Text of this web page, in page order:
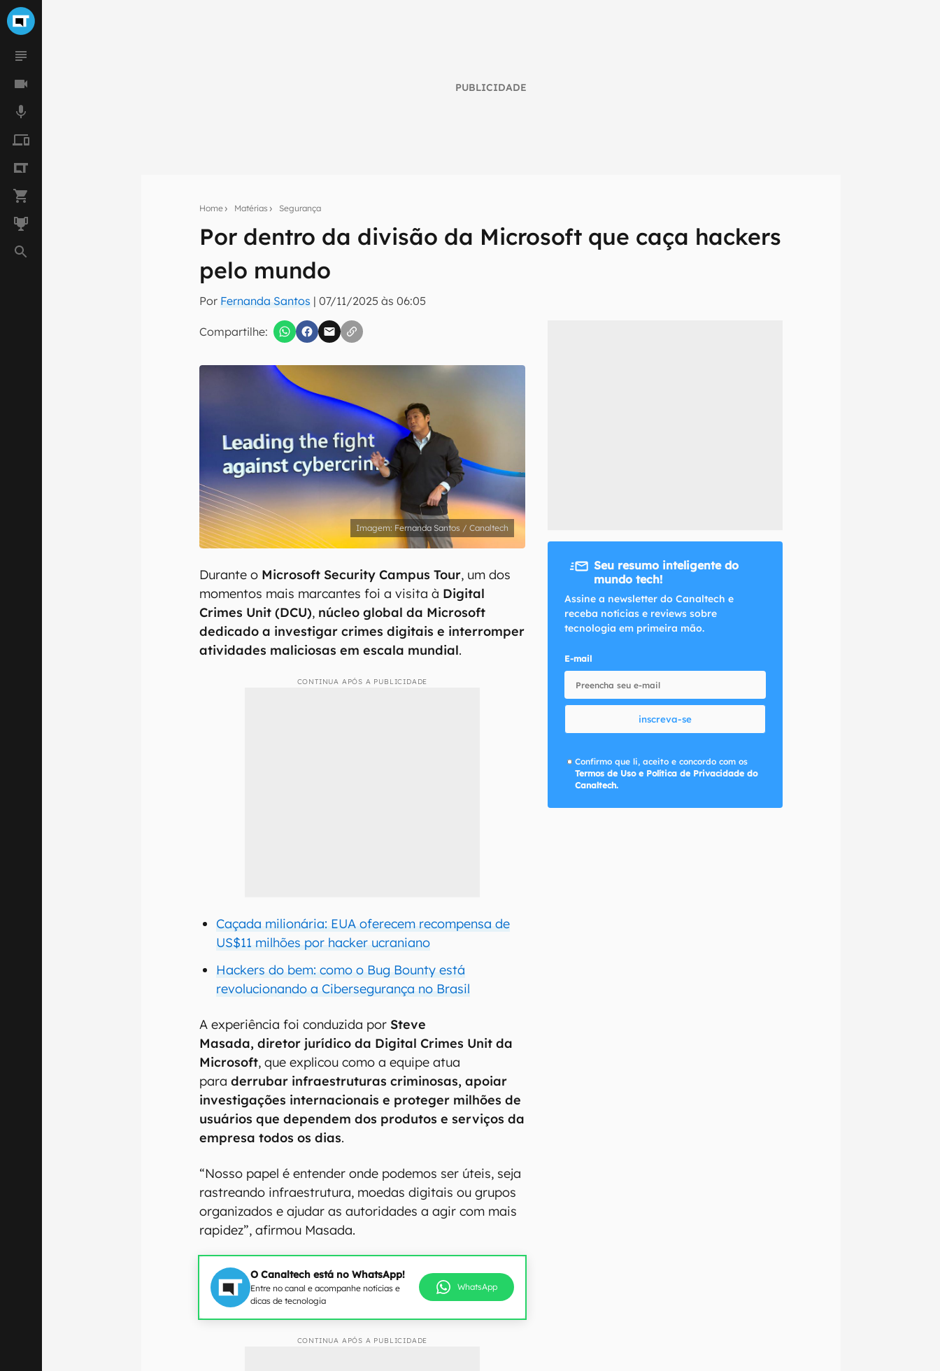
PUBLICIDADE
Home Matérias Segurança
Por dentro da divisão da Microsoft que caça hackers
pelo mundo
Por Fernanda Santos |07/11/2025 às 06:05
Compartilhe:
Assine a newsletter do Canaltech e receba notícias e reviews sobre tecnologia em primeira
Confirmo que li, aceito e concordo com os
Fernanda Santos / Canaltech
Durante o Microsoft Security Campus Tour, um dos
momentos mais marcantes foi a visita à Digital
Crimes Unit (DCU), núcleo global da Microsoft
dedicado a investigar crimes digitais e interromper
atividades maliciosas em escala mundial.
CONTINUA APÓS A PUBLICIDADE
Caçada milionária: EUA oferecem recompensa de
US$11 milhões por hacker ucraniano
Hackers do bem: como o Bug Bounty está
revolucionando a Cibersegurança no Brasil
A experiência foi conduzida por Steve
Masada, diretor jurídico da Digital Crimes Unit da
Microsoft, que explicou como a equipe atua
paraderrubar infraestruturas criminosas, apoiar
investigações internacionais e proteger milhões de
usuários que dependem dos produtos e serviços da
empresa todos os dias.
“Nosso papel é entender onde podemos ser úteis, seja
rastreando infraestrutura, moedas digitais ou grupos
organizados e ajudar as autoridades a agir com mais
rapidez”, afirmou Masada.
O Canaltech está no WhatsApp!
Entre no canal e acompanhe notícias e
dicas de tecnologia
WhatsApp
CONTINUA APÓS A PUBLICIDADE
Seu resumo inteligente do
mundo tech!
Assine a newsletter do Canaltech e
receba notícias e reviews sobre
tecnologia em primeira mão.
E-mail
inscreva-se
Confirmo que li, aceito e concordo com os
Termos de Uso e Política de Privacidade do
Canaltech.